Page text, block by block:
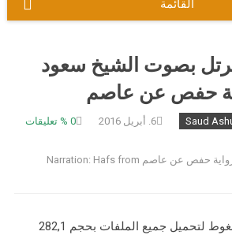
القائمة
بصوت الشيخ سعود
حفص عن عاصم
6. أبريل 2016 0 % تعليقات
المصحف المرتل برواية حفص عن عاصم Narration: Hafs from
رابط واحد مباشر مضغوط لتحميل جميع الملفات بحجم 282,1